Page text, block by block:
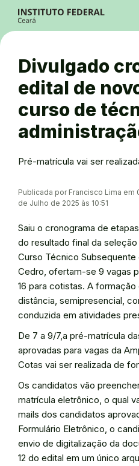
Ir para a busca
Ir para o menu principal
Ir para o conteúdo
Alto Contraste
Login da Área Administrativa
Acessibilidade
Divulgado
edital de
curso de
Pré-matrícula vai ser
Publicada por Francisco Lima em
de Julho de 2025 às 10:51
Saiu o cronograma de
do resultado final da
Curso Técnico
Cedro, ofertam-se 9 vagas
16 para cotistas. A
distância, semipresencial,
conduzida em atividades
De 7 a 9/7,a pré-matrícula
aprovadas para vagas da
Cotas vai ser realizada de
Os candidatos vão
matrícula eletrônico, o qual
mails dos candidatos
Formulário Eletrônico, o
envio de digitalização da
12 do edital em um único